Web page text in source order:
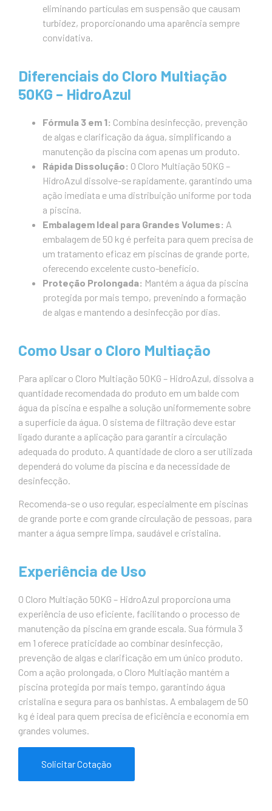
eliminando partículas em suspensão que causam
turbidez, proporcionando uma aparência sempre
convidativa.
Diferenciais do Cloro Multiação
50KG – HidroAzul
Fórmula 3 em 1: Combina desinfecção, prevenção
de algas e clarificação da água, simplificando a
manutenção da piscina com apenas um produto.
Rápida Dissolução: O Cloro Multiação 50KG –
HidroAzul dissolve-se rapidamente, garantindo uma
ação imediata e uma distribuição uniforme por toda
a piscina.
Embalagem Ideal para Grandes Volumes: A
embalagem de 50 kg é perfeita para quem precisa de
um tratamento eficaz em piscinas de grande porte,
oferecendo excelente custo-benefício.
Proteção Prolongada: Mantém a água da piscina
protegida por mais tempo, prevenindo a formação
de algas e mantendo a desinfecção por dias.
Como Usar o Cloro Multiação
Para aplicar o Cloro Multiação 50KG – HidroAzul, dissolva a
quantidade recomendada do produto em um balde com
água da piscina e espalhe a solução uniformemente sobre
a superfície da água. O sistema de filtração deve estar
ligado durante a aplicação para garantir a circulação
adequada do produto. A quantidade de cloro a ser utilizada
dependerá do volume da piscina e da necessidade de
desinfecção.
Recomenda-se o uso regular, especialmente em piscinas
de grande porte e com grande circulação de pessoas, para
manter a água sempre limpa, saudável e cristalina.
Experiência de Uso
O Cloro Multiação 50KG – HidroAzul proporciona uma
experiência de uso eficiente, facilitando o processo de
manutenção da piscina em grande escala. Sua fórmula 3
em 1 oferece praticidade ao combinar desinfecção,
prevenção de algas e clarificação em um único produto.
Com a ação prolongada, o Cloro Multiação mantém a
piscina protegida por mais tempo, garantindo água
cristalina e segura para os banhistas. A embalagem de 50
kg é ideal para quem precisa de eficiência e economia em
grandes volumes.
Solicitar Cotação